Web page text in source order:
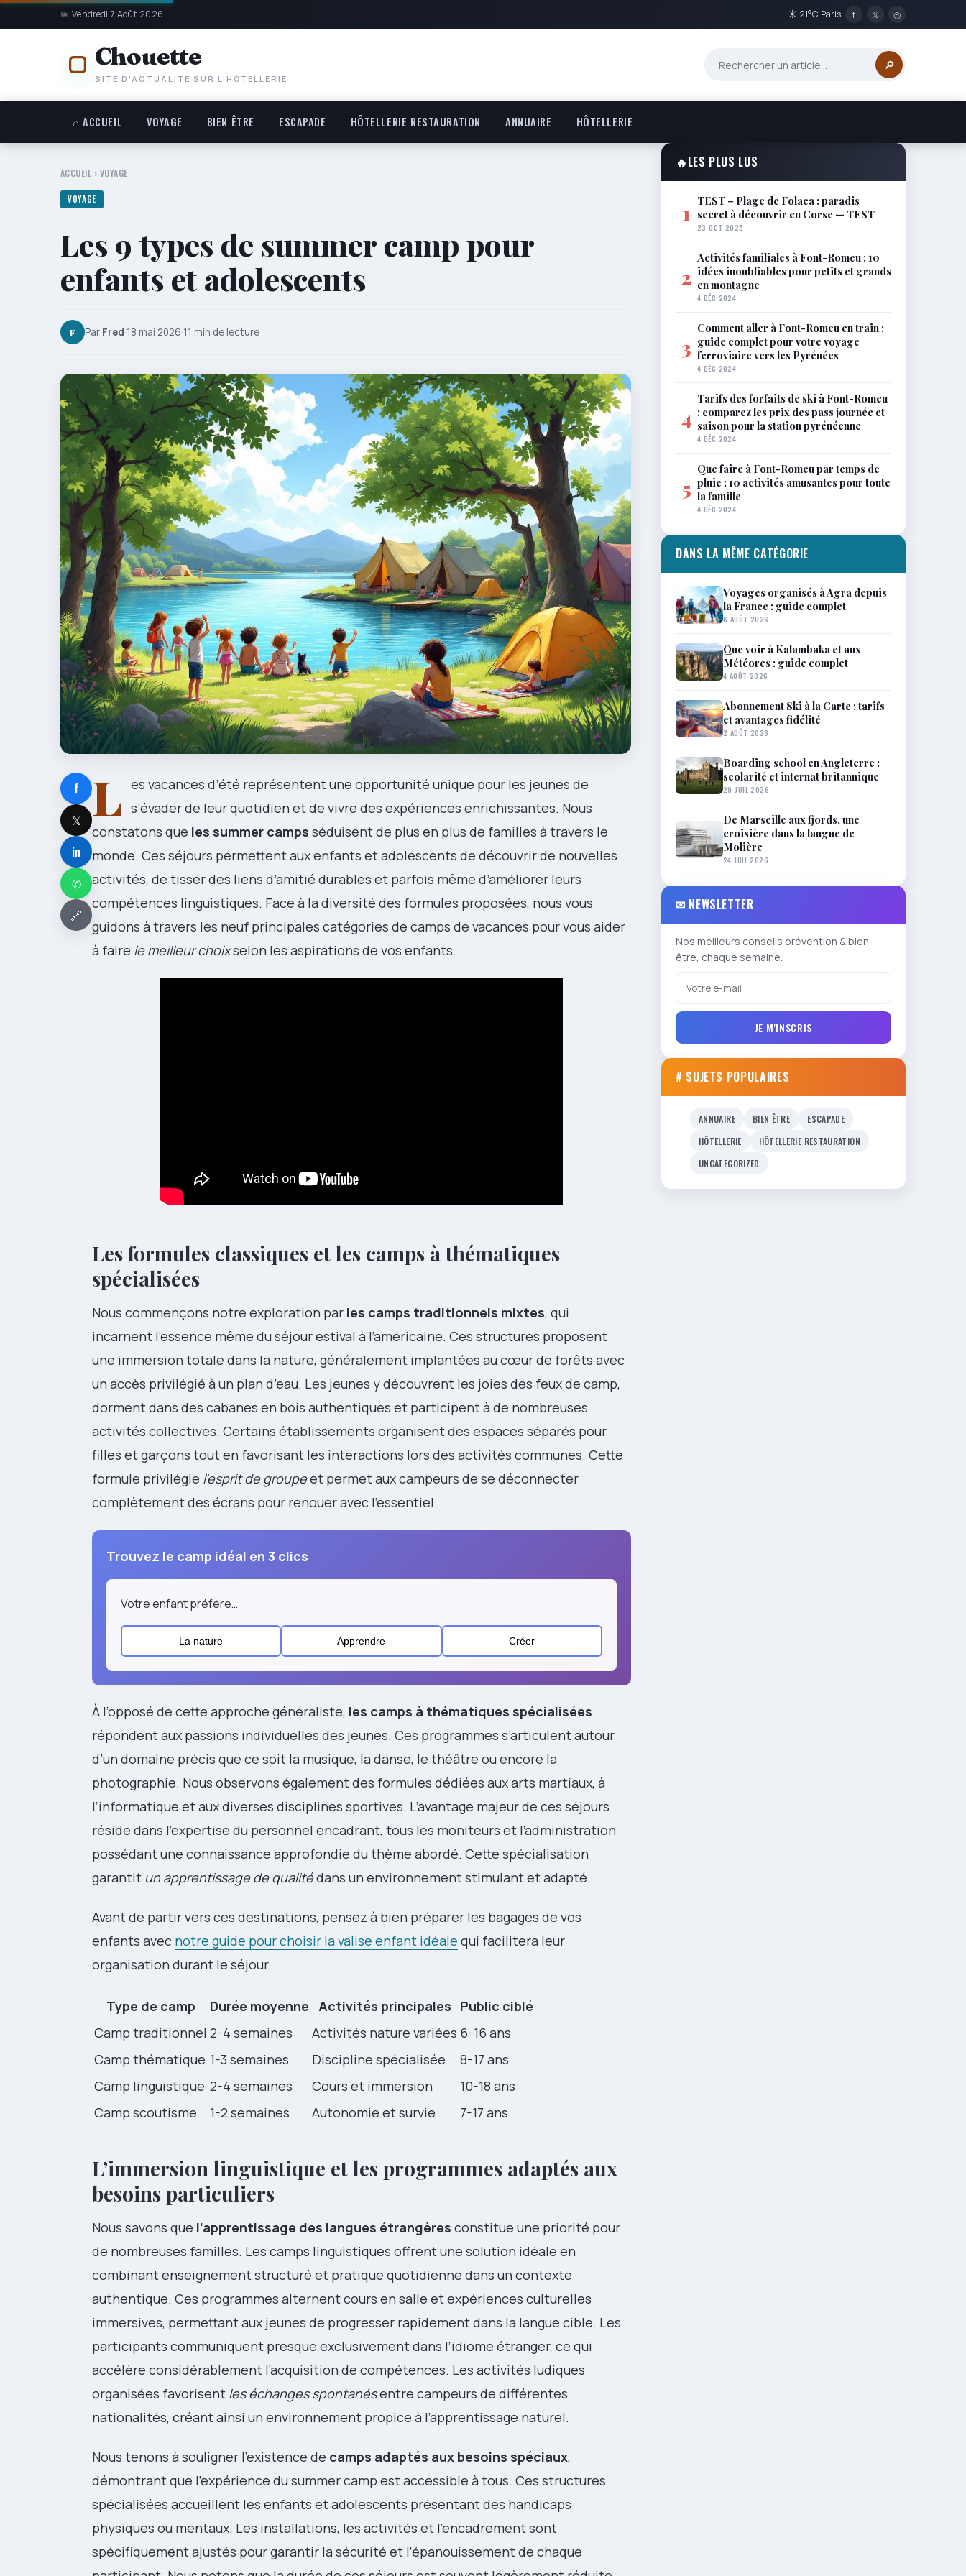
📅 Vendredi 7 Août 2026 ☀ 21°C Paris f 𝕏 ◎
Chouette
SITE D'ACTUALITÉ SUR L'HÔTELLERIE
🔎
⌂ ACCUEIL VOYAGE BIEN ÊTRE ESCAPADE HÔTELLERIE RESTAURATION ANNUAIRE HÔTELLERIE
ACCUEIL › VOYAGE
VOYAGE
Les 9 types de summer camp pour
enfants et adolescents
F Par Fred·18 mai 2026·11 min de lecture
f
𝕏
in
✆
🔗
L es vacances d’été représentent une opportunité unique pour les jeunes de
s’évader de leur quotidien et de vivre des expériences enrichissantes. Nous
constatons que les summer camps séduisent de plus en plus de familles à travers le
monde. Ces séjours permettent aux enfants et adolescents de découvrir de nouvelles
activités, de tisser des liens d’amitié durables et parfois même d’améliorer leurs
compétences linguistiques. Face à la diversité des formules proposées, nous vous
guidons à travers les neuf principales catégories de camps de vacances pour vous aider
à faire le meilleur choixselon les aspirations de vos enfants.
Les formules classiques et les camps à thématiques
spécialisées
Nous commençons notre exploration par les camps traditionnels mixtes, qui
incarnent l’essence même du séjour estival à l’américaine. Ces structures proposent
une immersion totale dans la nature, généralement implantées au cœur de forêts avec
un accès privilégié à un plan d’eau. Les jeunes y découvrent les joies des feux de camp,
dorment dans des cabanes en bois authentiques et participent à de nombreuses
activités collectives. Certains établissements organisent des espaces séparés pour
filles et garçons tout en favorisant les interactions lors des activités communes. Cette
formule privilégie l’esprit de groupeet permet aux campeurs de se déconnecter
complètement des écrans pour renouer avec l’essentiel.
Trouvez le camp idéal en 3 clics
Votre enfant préfère…
La nature Apprendre Créer
À l’opposé de cette approche généraliste, les camps à thématiques spécialisées
répondent aux passions individuelles des jeunes. Ces programmes s’articulent autour
d’un domaine précis que ce soit la musique, la danse, le théâtre ou encore la
photographie. Nous observons également des formules dédiées aux arts martiaux, à
l’informatique et aux diverses disciplines sportives. L’avantage majeur de ces séjours
réside dans l’expertise du personnel encadrant, tous les moniteurs et l’administration
possédant une connaissance approfondie du thème abordé. Cette spécialisation
garantit un apprentissage de qualitédans un environnement stimulant et adapté.
Avant de partir vers ces destinations, pensez à bien préparer les bagages de vos
enfants avec notre guide pour choisir la valise enfant idéale qui facilitera leur
organisation durant le séjour.
Type de camp Durée moyenne Activités principales Public ciblé
Camp traditionnel 2-4 semaines Activités nature variées 6-16 ans
Camp thématique 1-3 semaines Discipline spécialisée
8-17 ans
Camp linguistique 2-4 semaines Cours et immersion
10-18 ans
Camp scoutisme
1-2 semaines Autonomie et survie 7-17 ans
L’immersion linguistique et les programmes adaptés aux
besoins particuliers
Nous savons que l’apprentissage des langues étrangères constitue une priorité pour
de nombreuses familles. Les camps linguistiques offrent une solution idéale en
combinant enseignement structuré et pratique quotidienne dans un contexte
authentique. Ces programmes alternent cours en salle et expériences culturelles
immersives, permettant aux jeunes de progresser rapidement dans la langue cible. Les
participants communiquent presque exclusivement dans l’idiome étranger, ce qui
accélère considérablement l’acquisition de compétences. Les activités ludiques
organisées favorisent les échanges spontanésentre campeurs de différentes
nationalités, créant ainsi un environnement propice à l’apprentissage naturel.
Nous tenons à souligner l’existence de camps adaptés aux besoins spéciaux,
démontrant que l’expérience du summer camp est accessible à tous. Ces structures
spécialisées accueillent les enfants et adolescents présentant des handicaps
physiques ou mentaux. Les installations, les activités et l’encadrement sont
spécifiquement ajustés pour garantir la sécurité et l’épanouissement de chaque
🔥LES PLUS LUS
1 TEST – Plage de Folaca : paradis
secret à découvrir en Corse — TEST
23 OCT 2025
2
Activités familiales à Font-Romeu : 10
idées inoubliables pour petits et grands
en montagne
4 DÉC 2024
3
Comment aller à Font-Romeu en train :
guide complet pour votre voyage
ferroviaire vers les Pyrénées
4 DÉC 2024
4
Tarifs des forfaits de ski à Font-Romeu
: comparez les prix des pass journée et
saison pour la station pyrénéenne
4 DÉC 2024
5
Que faire à Font-Romeu par temps de
pluie : 10 activités amusantes pour toute
la famille
4 DÉC 2024
DANS LA MÊME CATÉGORIE
Voyages organisés à Agra depuis
la France : guide complet
6 AOÛT 2026
Que voir à Kalambaka et aux
Météores : guide complet
4 AOÛT 2026
Abonnement Ski à la Carte : tarifs
et avantages fidélité
2 AOÛT 2026
Boarding school en Angleterre :
scolarité et internat britannique
29 JUIL 2026
De Marseille aux fjords, une
croisière dans la langue de
Molière
24 JUIL 2026
✉ NEWSLETTER
Nos meilleurs conseils prévention & bien-
être, chaque semaine.
JE M'INSCRIS
# SUJETS POPULAIRES
ANNUAIRE BIEN ÊTRE
ESCAPADE
HÔTELLERIE
HÔTELLERIE RESTAURATION
UNCATEGORIZED